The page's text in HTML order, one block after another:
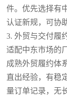
件。优先选择有
认证新规，可协
3. 外贸与交付履
适配中东市场的
成熟外贸履约体
直出经验，有稳
量订单记录，无